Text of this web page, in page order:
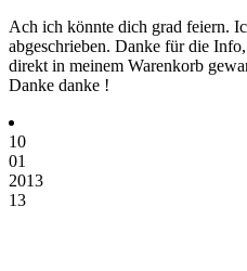
Ach ich könnte dich grad feiern.
abgeschrieben. Danke für die
direkt in meinem Warenkorb
Danke danke !
10
01
2013
13